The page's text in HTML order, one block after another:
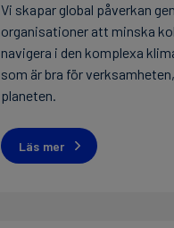
Vi skapar global påverkan
organisationer att minska
navigera i den komplexa
som är bra för
planeten.
Läs mer